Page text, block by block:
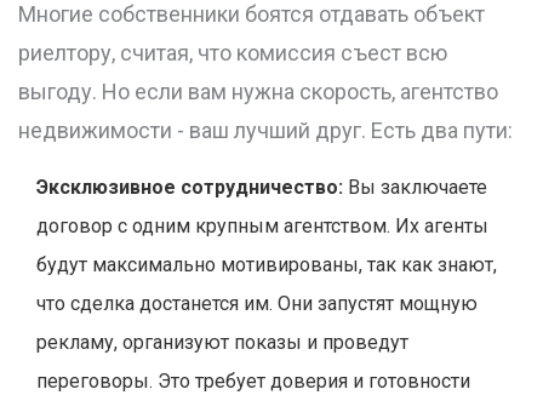
Многие собственники боятся отдавать объект
риелтору, считая, что комиссия съест всю
выгоду. Но если вам нужна скорость, агентство
недвижимости - ваш лучший друг. Есть два пути:
Эксклюзивное сотрудничество: Вы заключаете
договор с одним крупным агентством. Их агенты
будут максимально мотивированы, так как знают,
что сделка достанется им. Они запустят мощную
рекламу, организуют показы и проведут
переговоры. Это требует доверия и готовности